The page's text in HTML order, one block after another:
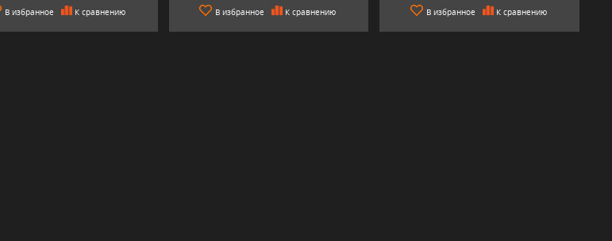
В избранное К сравнению В избранное К сравнению В избранное К сравнению